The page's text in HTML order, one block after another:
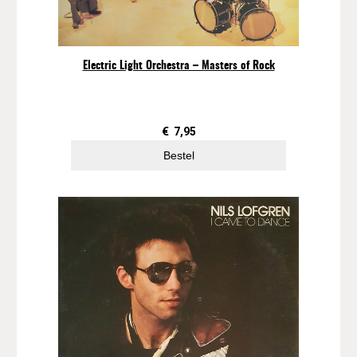
2
i
s
2
L
)
a
a
n
Electric Light Orchestra – Masters of Rock
€ 7,95
Bestel